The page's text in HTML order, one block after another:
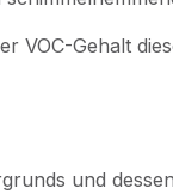
VOC-Gehalt
und